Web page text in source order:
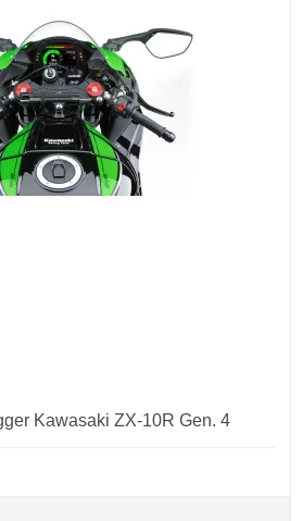
Kawasaki ZX-10R Gen. 4